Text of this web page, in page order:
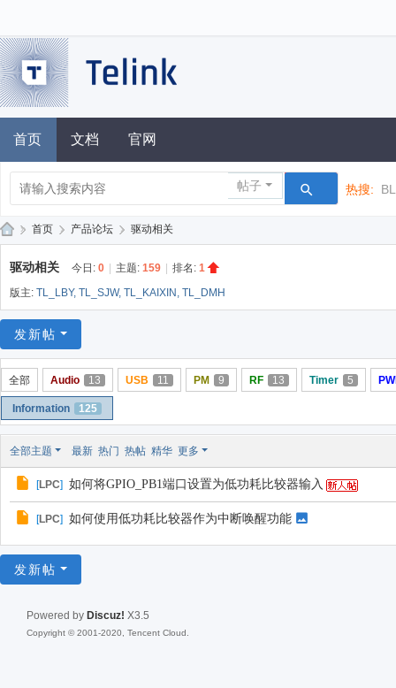
首页 文档 官网
帖子 热搜:
论
坛
» 首页 › 产品论坛 › 驱动相关
驱动相关 今日: 0 主题: 159 排名: 1
版主: TL_LBY, TL_SJW, TL_KAIXIN , TL_DMH
发新帖
全部 Audio 13 USB 11 PM 9 RF 13 Timer 5
Information 125
全部主题 最新 热门 热帖 精华 更多
[LPC] 如何将GPIO_PB1端口设置为低功耗比较器输入
[LPC] 如何使用低功耗比较器作为中断唤醒功能
发新帖
Powered by Discuz! X3.5
Copyright © 2001-2020, Tencent Cloud.